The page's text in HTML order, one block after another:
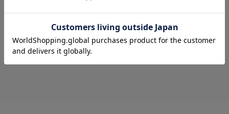
毎日の暑さに対応出来る素材、インせずに着て、涼しさを感じまし
た、色はグレーがボトムス選ばす着れそう、この夏大活躍します。
参考になった 0 Like! 0